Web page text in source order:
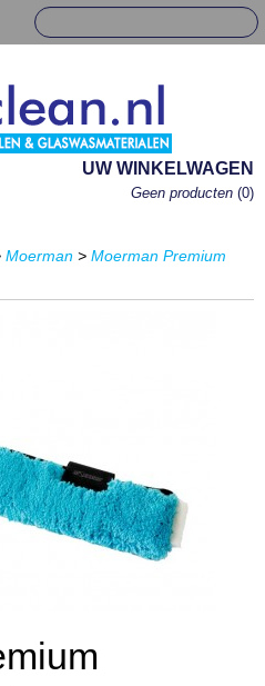
UW WINKELWAGEN
Geen producten (0)
Moerman > Moerman Premium